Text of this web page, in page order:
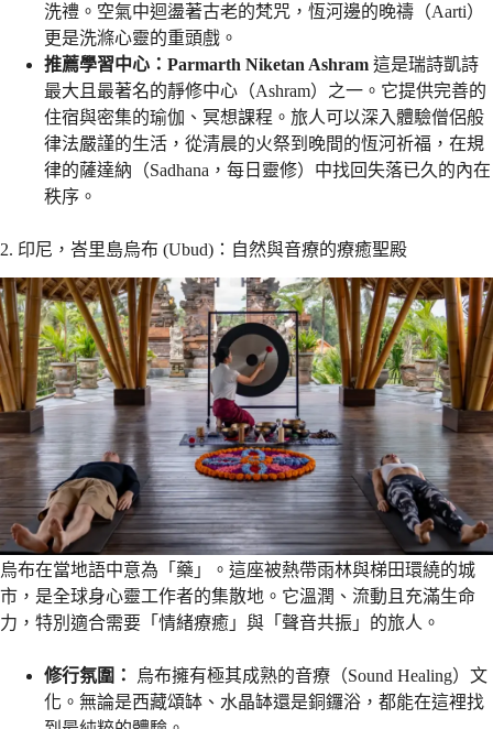
洗禮。空氣中迴盪著古老的梵咒，恆河邊的晚禱（Aarti）
更是洗滌心靈的重頭戲。
推薦學習中心：Parmarth Niketan Ashram 這是瑞詩凱詩
最大且最著名的靜修中心（Ashram）之一。它提供完善的
住宿與密集的瑜伽、冥想課程。旅人可以深入體驗僧侶般
律法嚴謹的生活，從清晨的火祭到晚間的恆河祈福，在規
律的薩達納（Sadhana，每日靈修）中找回失落已久的內在
秩序。
2. 印尼，峇里島烏布 (Ubud)：自然與音療的療癒聖殿
烏布在當地語中意為「藥」。這座被熱帶雨林與梯田環繞的城
市，是全球身心靈工作者的集散地。它溫潤、流動且充滿生命
力，特別適合需要「情緒療癒」與「聲音共振」的旅人。
修行氛圍：
烏布擁有極其成熟的音療（Sound Healing）文
化。無論是西藏頌缽、水晶缽還是銅鑼浴，都能在這裡找